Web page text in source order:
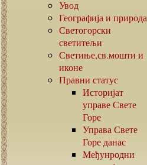
Увод
Географија и природа
Светогорски
светитељи
Светиње,св.мошти и
иконе
Правни статус
Историјат
управе Свете
Горе
Управа Свете
Горе данас
Међунродни